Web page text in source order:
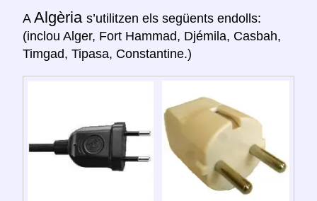
A Algèria s’utilitzen els següents endolls:
(inclou Alger, Fort Hammad, Djémila, Casbah,
Timgad, Tipasa, Constantine.)